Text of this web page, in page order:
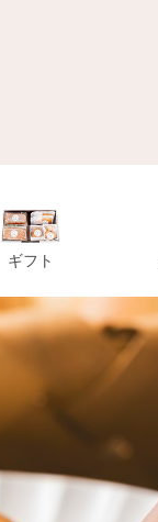
ギフト